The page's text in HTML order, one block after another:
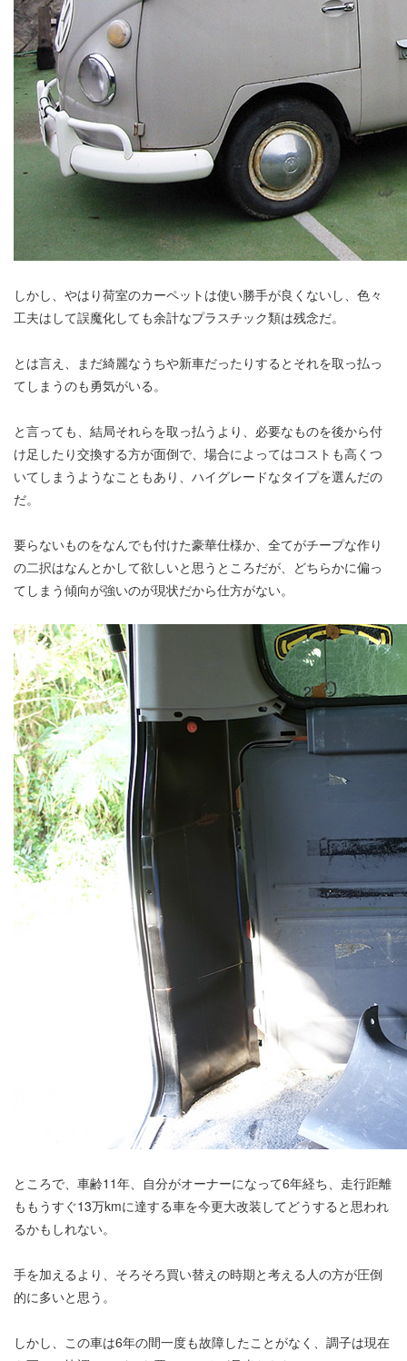
しかし、やはり荷室のカーペットは使い勝手が良くないし、色々
工夫はして誤魔化しても余計なプラスチック類は残念だ。
とは言え、まだ綺麗なうちや新車だったりするとそれを取っ払っ
てしまうのも勇気がいる。
と言っても、結局それらを取っ払うより、必要なものを後から付
け足したり交換する方が面倒で、場合によってはコストも高くつ
いてしまうようなこともあり、ハイグレードなタイプを選んだの
だ。
要らないものをなんでも付けた豪華仕様か、全てがチープな作り
の二択はなんとかして欲しいと思うところだが、どちらかに偏っ
てしまう傾向が強いのが現状だから仕方がない。
ところで、車齢11年、自分がオーナーになって6年経ち、走行距離
ももうすぐ13万kmに達する車を今更大改装してどうすると思われ
るかもしれない。
手を加えるより、そろそろ買い替えの時期と考える人の方が圧倒
的に多いと思う。
しかし、この車は6年の間一度も故障したことがなく、調子は現在